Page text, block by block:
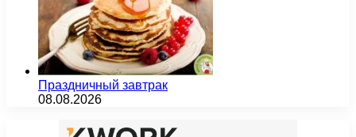
Праздничный завтрак
08.08.2026